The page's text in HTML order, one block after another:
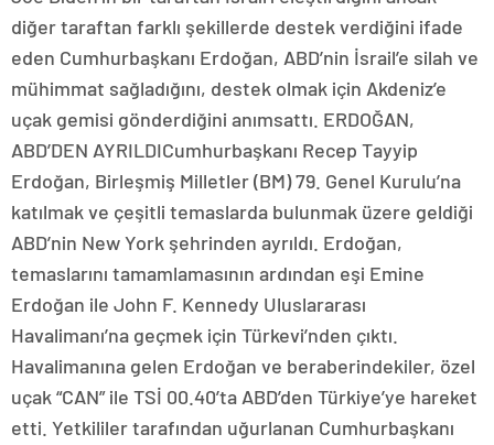
diğer taraftan farklı şekillerde destek verdiğini ifade
eden Cumhurbaşkanı Erdoğan, ABD’nin İsrail’e silah ve
mühimmat sağladığını, destek olmak için Akdeniz’e
uçak gemisi gönderdiğini anımsattı. ERDOĞAN,
ABD’DEN AYRILDICumhurbaşkanı Recep Tayyip
Erdoğan, Birleşmiş Milletler (BM) 79. Genel Kurulu’na
katılmak ve çeşitli temaslarda bulunmak üzere geldiği
ABD’nin New York şehrinden ayrıldı. Erdoğan,
temaslarını tamamlamasının ardından eşi Emine
Erdoğan ile John F. Kennedy Uluslararası
Havalimanı’na geçmek için Türkevi’nden çıktı.
Havalimanına gelen Erdoğan ve beraberindekiler, özel
uçak “CAN” ile TSİ 00.40’ta ABD’den Türkiye’ye hareket
etti. Yetkililer tarafından uğurlanan Cumhurbaşkanı